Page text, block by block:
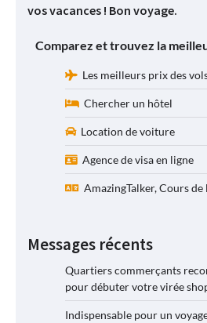
vos vacances ! Bon voyage.
Comparez et trouvez la
Les meilleurs prix des
Chercher un hôtel
Location de voiture
Agence de visa en ligne
AmazingTalker, Cours de
Messages récents
Quartiers commerçants
pour débuter votre virée
Indispensable pour un